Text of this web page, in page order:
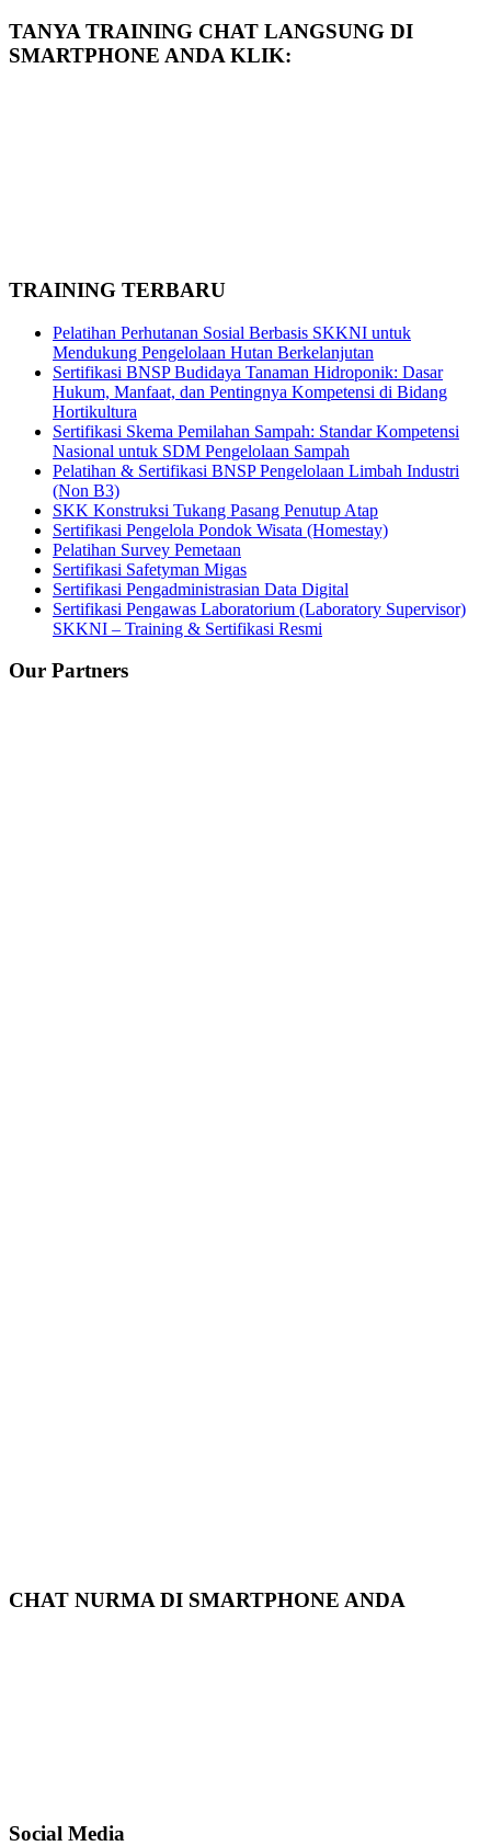
TANYA TRAINING CHAT LANGSUNG DI
SMARTPHONE ANDA KLIK:
TRAINING TERBARU
Pelatihan Perhutanan Sosial Berbasis SKKNI untuk
Mendukung Pengelolaan Hutan Berkelanjutan
Sertifikasi BNSP Budidaya Tanaman Hidroponik: Dasar
Hukum, Manfaat, dan Pentingnya Kompetensi di Bidang
Hortikultura
Sertifikasi Skema Pemilahan Sampah: Standar Kompetensi
Nasional untuk SDM Pengelolaan Sampah
Pelatihan & Sertifikasi BNSP Pengelolaan Limbah Industri
(Non B3)
SKK Konstruksi Tukang Pasang Penutup Atap
Sertifikasi Pengelola Pondok Wisata (Homestay)
Pelatihan Survey Pemetaan
Sertifikasi Safetyman Migas
Sertifikasi Pengadministrasian Data Digital
Sertifikasi Pengawas Laboratorium (Laboratory Supervisor)
SKKNI – Training & Sertifikasi Resmi
Our Partners
CHAT NURMA DI SMARTPHONE ANDA
Social Media